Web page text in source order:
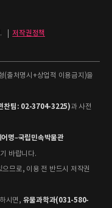
저작권정책
(출처명시+상업적 이용금지)을
찬팀: 02-3704-3225)과 사전
명–국립민속박물관
바랍니다.
므로, 이용 전 반드시 저작권
시면, 유물과학과(031-580-